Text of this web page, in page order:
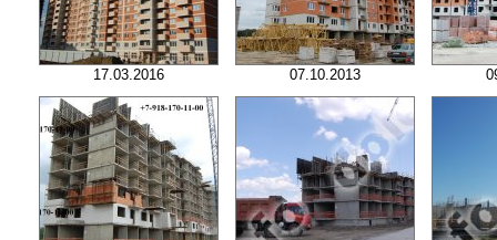
17.03.2016 07.10.2013